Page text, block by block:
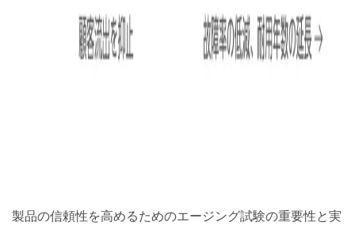
製品の信頼性を高めるためのエージング試験の重要性と実